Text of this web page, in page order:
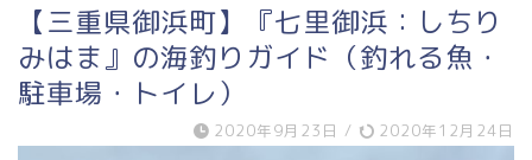
【三重県御浜町】『七里御浜：しちり
みはま』の海釣りガイド（釣れる魚・
駐車場・トイレ）
2020年9月23日 / 2020年12月24日